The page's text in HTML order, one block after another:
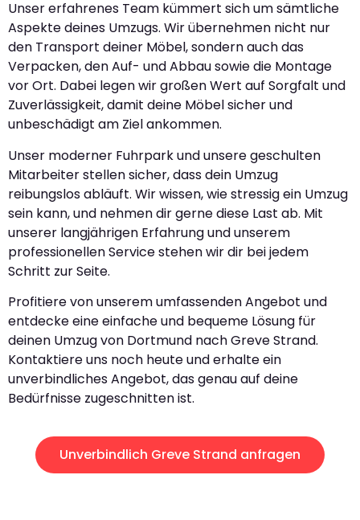
Unser erfahrenes Team kümmert sich um sämtliche
Aspekte deines Umzugs. Wir übernehmen nicht nur
den Transport deiner Möbel, sondern auch das
Verpacken, den Auf- und Abbau sowie die Montage
vor Ort. Dabei legen wir großen Wert auf Sorgfalt und
Zuverlässigkeit, damit deine Möbel sicher und
unbeschädigt am Ziel ankommen.
Unser moderner Fuhrpark und unsere geschulten
Mitarbeiter stellen sicher, dass dein Umzug
reibungslos abläuft. Wir wissen, wie stressig ein Umzug
sein kann, und nehmen dir gerne diese Last ab. Mit
unserer langjährigen Erfahrung und unserem
professionellen Service stehen wir dir bei jedem
Schritt zur Seite.
Profitiere von unserem umfassenden Angebot und
entdecke eine einfache und bequeme Lösung für
deinen Umzug von Dortmund nach Greve Strand.
Kontaktiere uns noch heute und erhalte ein
unverbindliches Angebot, das genau auf deine
Bedürfnisse zugeschnitten ist.
Unverbindlich Greve Strand anfragen